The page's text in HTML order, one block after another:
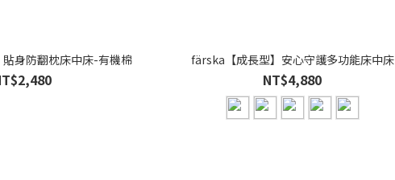
身防翻枕床中床-有機棉 färska【成長型】安心守護多功能床中床
NT$4,880